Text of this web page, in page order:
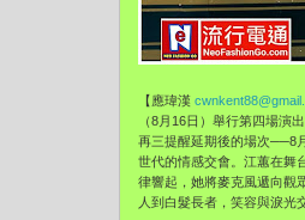
【應瑋漢
（8月16日）舉行第四場演
再三提醒延期後的場次──8
世代的情感交會。江蕙在舞
律響起，她將麥克風遞向觀
人到白髮長者，笑容與淚光